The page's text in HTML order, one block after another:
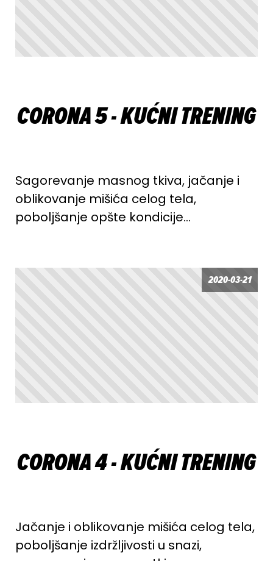
CORONA 5 - KUĆNI TRENING
Sagorevanje masnog tkiva, jačanje i
oblikovanje mišića celog tela,
poboljšanje opšte kondicije…
2020-03-21
CORONA 4 - KUĆNI TRENING
Jačanje i oblikovanje mišića celog tela,
poboljšanje izdržljivosti u snazi,